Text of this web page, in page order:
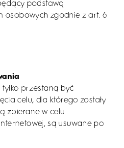
podstawą
osobowych zgodnie z art. 6
tylko przestaną być
celu, dla którego zostały
zbierane w celu
są usuwane po